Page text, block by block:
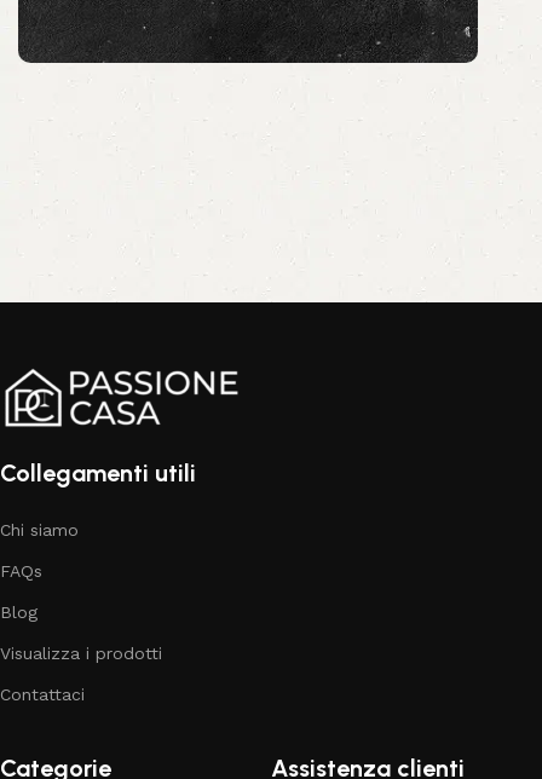
Collegamenti utili
Chi siamo
FAQs
Blog
Visualizza i prodotti
Contattaci
Categorie Assistenza clienti